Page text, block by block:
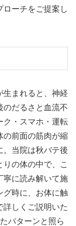
ローチをご提案し
生まれると、神経
のだるさと血流不
ク・スマホ・運転
の前面の筋肉が縮
。当院は秋バテ後
の体の中で、こ
寧に読み解いて施
グ時に、お体に触
詳しくご説明いた
パターンと照ら